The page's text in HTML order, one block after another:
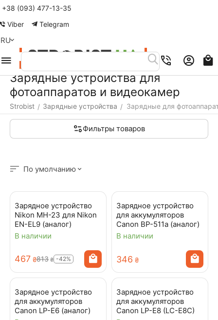
+38 (093) 477-13-35
Viber
Telegram
RU
Зарядные устройства для
фотоаппаратов и видеокамер
Strobist / Зарядные устройства / Зарядные для
Фильтры товаров
По умолчанию
Зарядное устройство
Nikon MH-23 для Nikon
EN-EL9 (аналог)
В наличии
‍467‍ ₴‍813‍ ₴ -42%
Зарядное устройство
для аккумуляторов
Canon BP-511a (аналог)
В наличии
‍346‍ ₴
Зарядное устройство
для аккумуляторов
Canon LP-E6 (аналог)
Зарядное устройство
для аккумуляторов
Canon LP-E8 (LC-E8C)
Меню